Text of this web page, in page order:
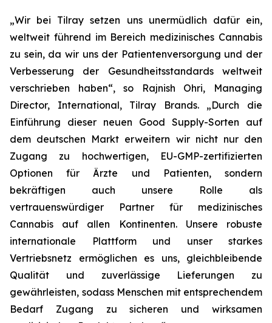
„Wir bei Tilray setzen uns unermüdlich dafür ein,
weltweit führend im Bereich medizinisches Cannabis
zu sein, da wir uns der Patientenversorgung und der
Verbesserung der Gesundheitsstandards weltweit
verschrieben haben“, so Rajnish Ohri, Managing
Director, International, Tilray Brands. „Durch die
Einführung dieser neuen Good Supply-Sorten auf
dem deutschen Markt erweitern wir nicht nur den
Zugang zu hochwertigen, EU-GMP-zertifizierten
Optionen für Ärzte und Patienten, sondern
bekräftigen auch unsere Rolle als
vertrauenswürdiger Partner für medizinisches
Cannabis auf allen Kontinenten. Unsere robuste
internationale Plattform und unser starkes
Vertriebsnetz ermöglichen es uns, gleichbleibende
Qualität und zuverlässige Lieferungen zu
gewährleisten, sodass Menschen mit entsprechendem
Bedarf Zugang zu sicheren und wirksamen